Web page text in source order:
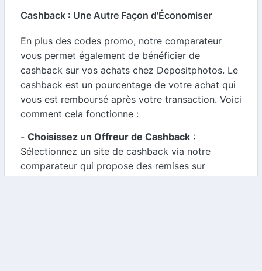
Cashback : Une Autre Façon d'Économiser
En plus des codes promo, notre comparateur
vous permet également de bénéficier de
cashback sur vos achats chez Depositphotos. Le
cashback est un pourcentage de votre achat qui
vous est remboursé après votre transaction. Voici
comment cela fonctionne :
- Choisissez un Offreur de Cashback :
Sélectionnez un site de cashback via notre
comparateur qui propose des remises sur